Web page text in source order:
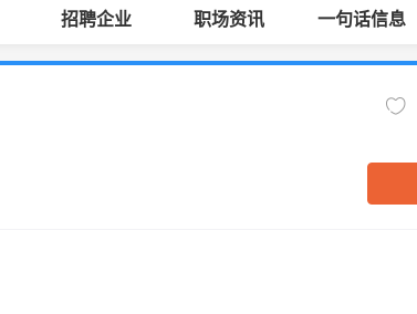
招聘企业 职场资讯 一句话信息